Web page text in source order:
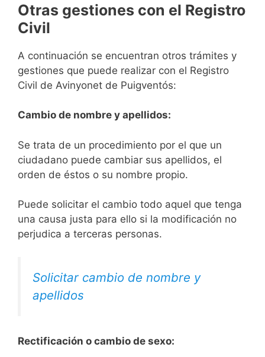
Otras gestiones con el Registro
Civil
A continuación se encuentran otros trámites y
gestiones que puede realizar con el Registro
Civil de Avinyonet de Puigventós:
Cambio de nombre y apellidos:
Se trata de un procedimiento por el que un
ciudadano puede cambiar sus apellidos, el
orden de éstos o su nombre propio.
Puede solicitar el cambio todo aquel que tenga
una causa justa para ello si la modificación no
perjudica a terceras personas.
Solicitar cambio de nombre y
apellidos
Rectificación o cambio de sexo: